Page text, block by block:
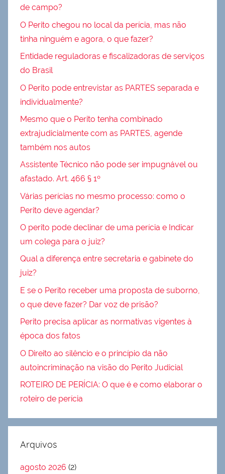
de campo?
O Perito chegou no local da perícia, mas não
tinha ninguém e agora, o que fazer?
Entidade reguladoras e fiscalizadoras de serviços
do Brasil
O Perito pode entrevistar as PARTES separada e
individualmente?
Mesmo que o Perito tenha combinado
extrajudicialmente com as PARTES, agende
também nos autos
Assistente Técnico não pode ser impugnável ou
afastado. Art. 466 § 1º
Várias perícias no mesmo processo: como o
Perito deve agendar?
O perito pode declinar de uma perícia e Indicar
um colega para o juiz?
Qual a diferença entre secretaria e gabinete do
juiz?
E se o Perito receber uma proposta de suborno,
o que deve fazer? Dar voz de prisão?
Perito precisa aplicar as normativas vigentes à
época dos fatos
O Direito ao silêncio e o princípio da não
autoincriminação na visão do Perito Judicial
ROTEIRO DE PERÍCIA: O que é e como elaborar o
roteiro de perícia
Arquivos
agosto 2026 (2)